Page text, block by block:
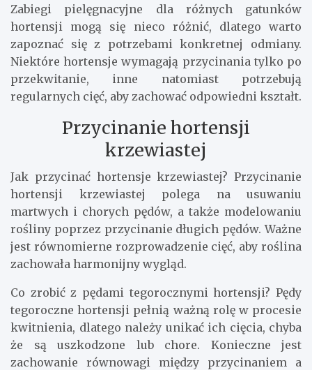
Zabiegi pielęgnacyjne dla różnych gatunków
hortensji mogą się nieco różnić, dlatego warto
zapoznać się z potrzebami konkretnej odmiany.
Niektóre hortensje wymagają przycinania tylko po
przekwitanie, inne natomiast potrzebują
regularnych cięć, aby zachować odpowiedni kształt.
Przycinanie hortensji
krzewiastej
Jak przycinać hortensje krzewiastej? Przycinanie
hortensji krzewiastej polega na usuwaniu
martwych i chorych pędów, a także modelowaniu
rośliny poprzez przycinanie długich pędów. Ważne
jest równomierne rozprowadzenie cięć, aby roślina
zachowała harmonijny wygląd.
Co zrobić z pędami tegorocznymi hortensji? Pędy
tegoroczne hortensji pełnią ważną rolę w procesie
kwitnienia, dlatego należy unikać ich cięcia, chyba
że są uszkodzone lub chore. Konieczne jest
zachowanie równowagi między przycinaniem a